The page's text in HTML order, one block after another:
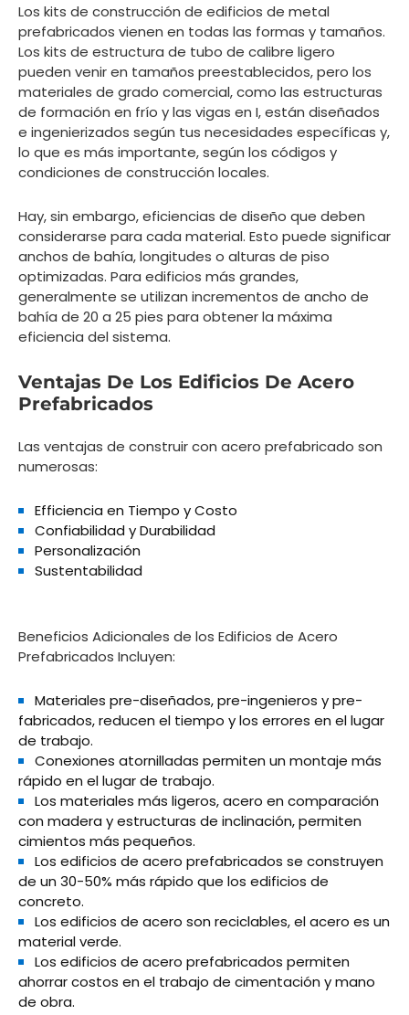
Los kits de construcción de edificios de metal
prefabricados vienen en todas las formas y tamaños.
Los kits de estructura de tubo de calibre ligero
pueden venir en tamaños preestablecidos, pero los
materiales de grado comercial, como las estructuras
de formación en frío y las vigas en I, están diseñados
e ingenierizados según tus necesidades específicas y,
lo que es más importante, según los códigos y
condiciones de construcción locales.
Hay, sin embargo, eficiencias de diseño que deben
considerarse para cada material. Esto puede significar
anchos de bahía, longitudes o alturas de piso
optimizadas. Para edificios más grandes,
generalmente se utilizan incrementos de ancho de
bahía de 20 a 25 pies para obtener la máxima
eficiencia del sistema.
Ventajas De Los Edificios De Acero
Prefabricados
Las ventajas de construir con acero prefabricado son
numerosas:
Efficiencia en Tiempo y Costo
Confiabilidad y Durabilidad
Personalización
Sustentabilidad
Beneficios Adicionales de los Edificios de Acero
Prefabricados Incluyen:
Materiales pre-diseñados, pre-ingenieros y pre-
fabricados, reducen el tiempo y los errores en el lugar
de trabajo.
Conexiones atornilladas permiten un montaje más
rápido en el lugar de trabajo.
Los materiales más ligeros, acero en comparación
con madera y estructuras de inclinación, permiten
cimientos más pequeños.
Los edificios de acero prefabricados se construyen
de un 30-50% más rápido que los edificios de
concreto.
Los edificios de acero son reciclables, el acero es un
material verde.
Los edificios de acero prefabricados permiten
ahorrar costos en el trabajo de cimentación y mano
de obra.